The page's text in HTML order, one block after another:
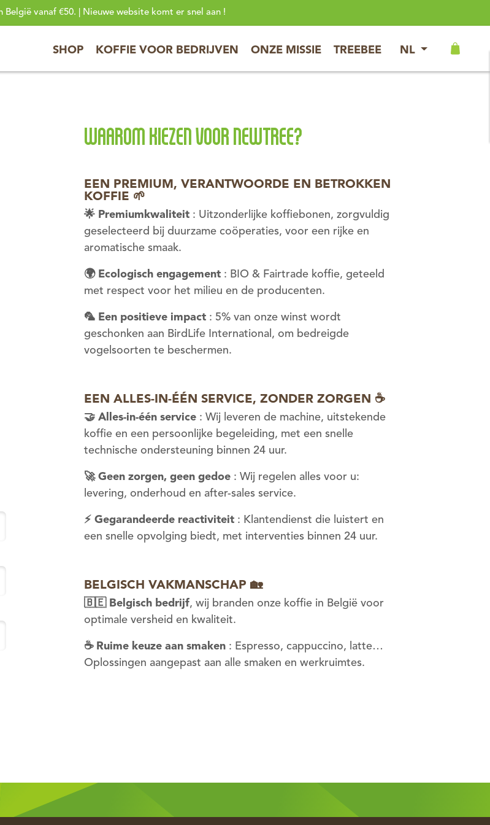
België vanaf €50. | Nieuwe website komt er snel aan !
SHOP KOFFIE VOOR BEDRIJVEN ONZE MISSIE TREEBEE NL
WAAROM KIEZEN VOOR NEWTREE?
EEN PREMIUM, VERANTWOORDE EN BETROKKEN
KOFFIE 🌱
🌟 Premiumkwaliteit: Uitzonderlijke koffiebonen, zorgvuldig
geselecteerd bij duurzame coöperaties, voor een rijke en
aromatische smaak.
🌍 Ecologisch engagement: BIO & Fairtrade koffie, geteeld
met respect voor het milieu en de producenten.
🦜 Een positieve impact: 5% van onze winst wordt
geschonken aan BirdLife International, om bedreigde
vogelsoorten te beschermen.
EEN ALLES-IN-ÉÉN SERVICE, ZONDER ZORGEN ☕
🤝 Alles-in-één service: Wij leveren de machine, uitstekende
koffie en een persoonlijke begeleiding, met een snelle
technische ondersteuning binnen 24 uur.
🚀 Geen zorgen, geen gedoe: Wij regelen alles voor u:
levering, onderhoud en after-sales service.
⚡ Gegarandeerde reactiviteit: Klantendienst die luistert en
een snelle opvolging biedt, met interventies binnen 24 uur.
BELGISCH VAKMANSCHAP 🏡
🇧🇪 Belgisch bedrijf, wij branden onze koffie in België voor
optimale versheid en kwaliteit.
☕ Ruime keuze aan smaken: Espresso, cappuccino, latte…
Oplossingen aangepast aan alle smaken en werkruimtes.